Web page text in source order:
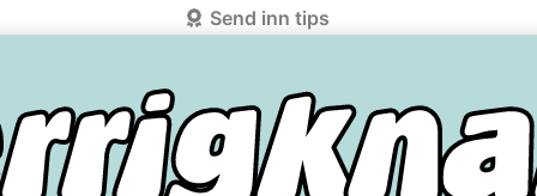
Send inn tips